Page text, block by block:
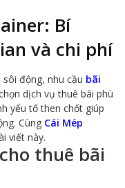
Bí
và chi phí
động, nhu cầu bãi
dịch vụ thuê bãi phù
yếu tố then chốt giúp
Cùng Cái Mép
viết này.
thuê bãi